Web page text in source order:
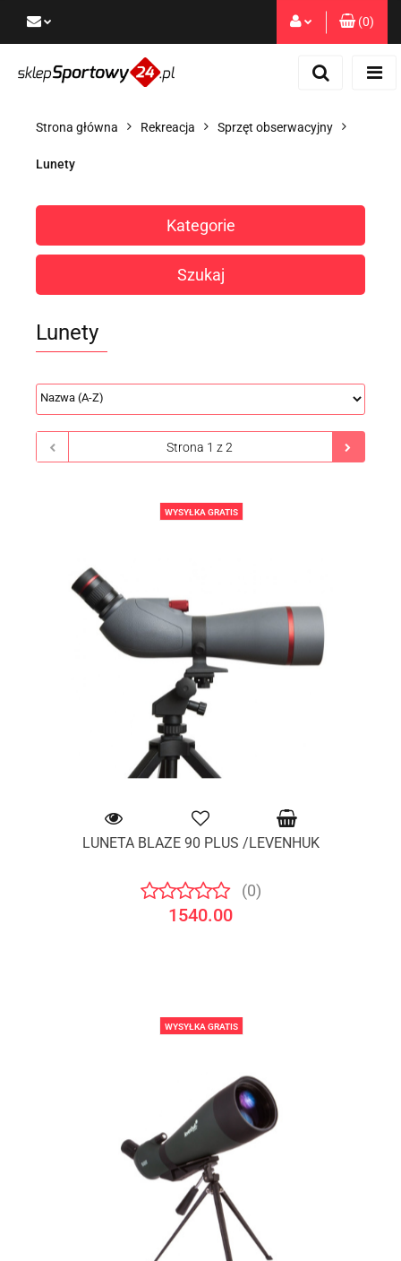
Dodaj zgłoszenie
(0)
Strona główna Rekreacja Sprzęt obserwacyjny
Lunety
Kategorie
Szukaj
Lunety
WYSYŁKA GRATIS
LUNETA BLAZE 90 PLUS /LEVENHUK
(0)
1540.00
WYSYŁKA GRATIS